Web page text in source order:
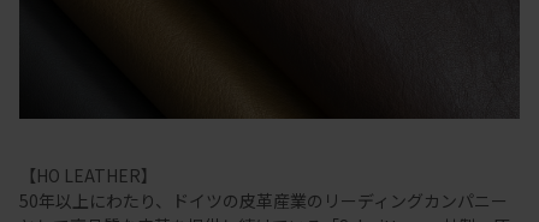
【HO LEATHER】
50年以上にわたり、ドイツの皮革産業のリーディングカンパニー